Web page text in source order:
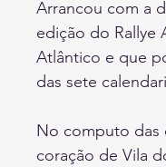
Arrancou com a
edição do Rallye
Atlântico e que
das sete
No computo das
coração de Vila